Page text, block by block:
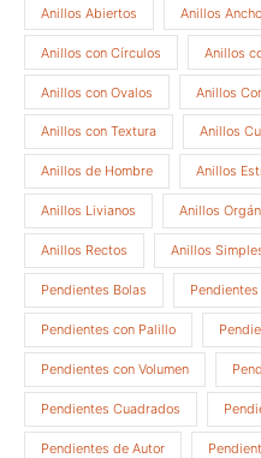
Anillos Abiertos Anillos
Anillos con Círculos Anillos
Anillos con Ovalos Anillos
Anillos con Textura Anillos
Anillos de Hombre Anillos
Anillos Livianos Anillos
Anillos Rectos Anillos
Pendientes Bolas
Pendientes con Palillo
Pendientes con Volumen
Pendientes Cuadrados
Pendientes de Autor